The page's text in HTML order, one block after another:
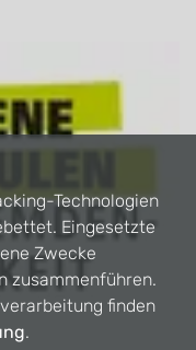
Technologien
Eingesetzte
Zwecke
zusammenführen.
finden
.